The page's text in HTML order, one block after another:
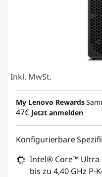
Inkl. MwSt.
My Lenovo Rewards
47€ Jetzt anmelden
Konfigurierbare
Intel® Core™ Ultra
bis zu 4,40 GHz P-